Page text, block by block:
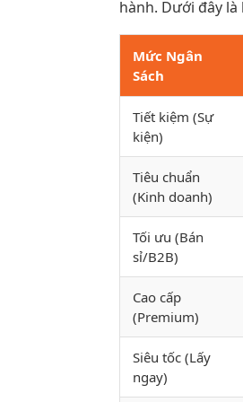
hành. Dưới đây
Mức Ngân
Sách
Tiết kiệm (Sự
kiện)
Tiêu chuẩn
(Kinh doanh)
Tối ưu (Bán
sỉ/B2B)
Cao cấp
(Premium)
Siêu tốc (Lấy
ngay)